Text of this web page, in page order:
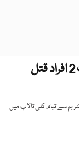
بلوچستان سیکیورٹی اہلکار سمیت 2 افراد قتل
ٹریکٹر بم سے تباہ، کلی تالاب میں